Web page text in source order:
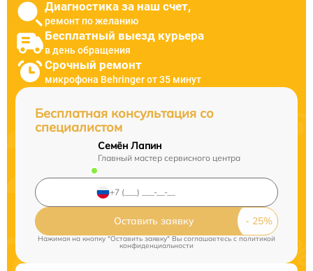
Диагностика за наш счет,
ремонт по желанию
Бесплатный выезд курьера
в день обращения
Срочный ремонт
микрофона Behringer от 35 минут
Бесплатная консультация со
специалистом
Семён Лапин
Главный мастер сервисного центра
Оставить заявку
Нажимая на кнопку "Оставить заявку" Вы соглашаетесь cполитикой
конфиденциальности